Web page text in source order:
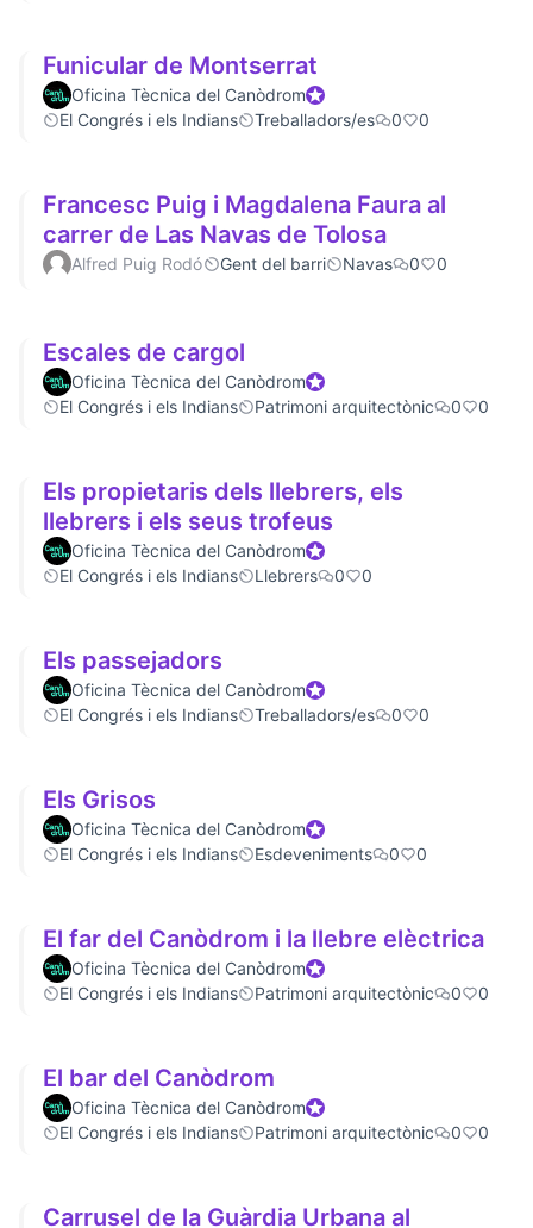
Funicular de Montserrat
Oficina Tècnica del CanòdromOfficial participant
El Congrés i els Indians
Treballadors/es 0 0
Francesc Puig i Magdalena Faura al
carrer de Las Navas de Tolosa
Alfred Puig Rodó Gent del barri Navas 0 0
Escales de cargol
Oficina Tècnica del CanòdromOfficial participant
El Congrés i els Indians
Patrimoni arquitectònic 0 0
Els propietaris dels llebrers, els
llebrers i els seus trofeus
Oficina Tècnica del CanòdromOfficial participant
El Congrés i els Indians
Llebrers 0 0
Els passejadors
Oficina Tècnica del CanòdromOfficial participant
El Congrés i els Indians
Treballadors/es 0 0
Els Grisos
Oficina Tècnica del CanòdromOfficial participant
El Congrés i els Indians
Esdeveniments 0 0
El far del Canòdrom i la llebre elèctrica
Oficina Tècnica del CanòdromOfficial participant
El Congrés i els Indians
Patrimoni arquitectònic 0 0
El bar del Canòdrom
Oficina Tècnica del CanòdromOfficial participant
El Congrés i els Indians
Patrimoni arquitectònic 0 0
Carrusel de la Guàrdia Urbana al